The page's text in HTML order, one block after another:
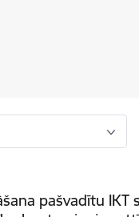
pašvadītu IKT